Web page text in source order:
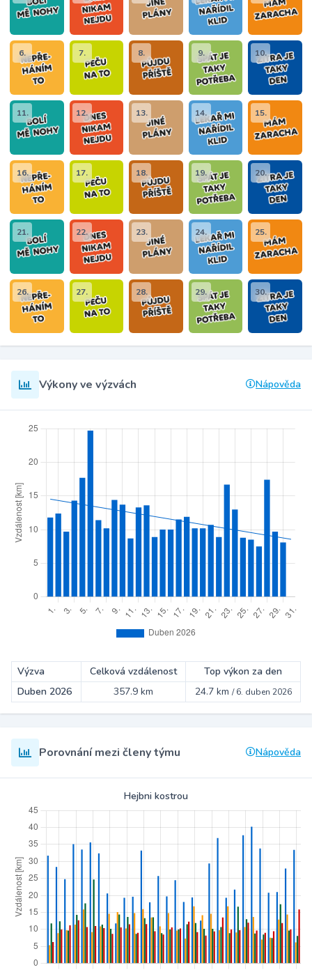
6. 7. 8. 9. 10.
11. 12. 13. 14. 15.
16. 17. 18. 19. 20.
21. 22. 23. 24. 25.
26. 27. 28. 29. 30.
Výkony ve výzvách Nápověda
Výzva Celková vzdálenost
Top výkon za den
Duben 2026
357.9 km 24.7 km /6. duben 2026
Porovnání mezi členy týmu Nápověda
Hejbni kostrou